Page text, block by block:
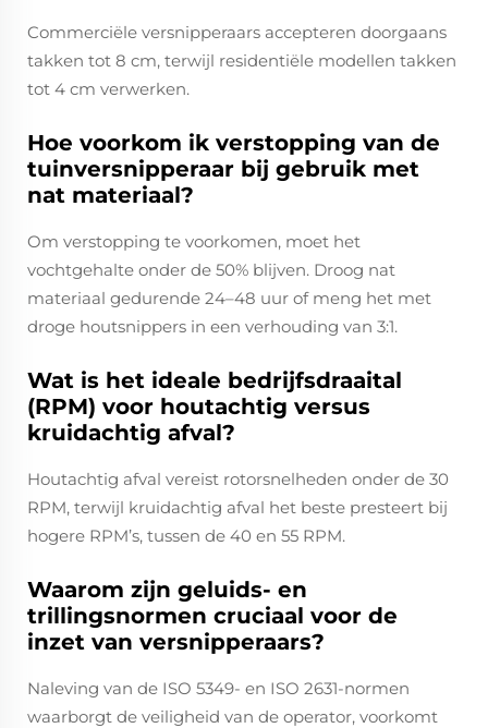
Commerciële versnipperaars accepteren doorgaans
takken tot 8 cm, terwijl residentiële modellen takken
tot 4 cm verwerken.
Hoe voorkom ik verstopping van de
tuinversnipperaar bij gebruik met
nat materiaal?
Om verstopping te voorkomen, moet het
vochtgehalte onder de 50% blijven. Droog nat
materiaal gedurende 24–48 uur of meng het met
droge houtsnippers in een verhouding van 3:1.
Wat is het ideale bedrijfsdraaital
(RPM) voor houtachtig versus
kruidachtig afval?
Houtachtig afval vereist rotorsnelheden onder de 30
RPM, terwijl kruidachtig afval het beste presteert bij
hogere RPM’s, tussen de 40 en 55 RPM.
Waarom zijn geluids- en
trillingsnormen cruciaal voor de
inzet van versnipperaars?
Naleving van de ISO 5349- en ISO 2631-normen
waarborgt de veiligheid van de operator, voorkomt